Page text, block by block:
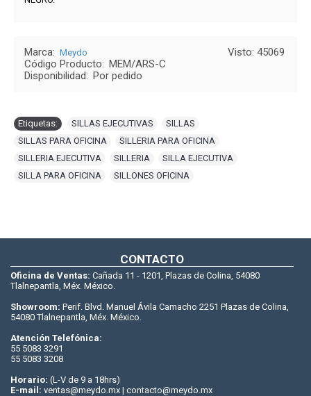
Visto: 45069
Marca: Meydo
Código Producto: MEM/ARS-C
Disponibilidad: Por pedido
Etiquetas: SILLAS EJECUTIVAS SILLAS
SILLAS PARA OFICINA
SILLERIA PARA OFICINA
SILLERIA EJECUTIVA
SILLERIA SILLA EJECUTIVA
SILLA PARA OFICINA
SILLONES OFICINA
CONTACTO
Oficina de Ventas: Cañada 11 - 1201, Plazas de Colina, 54080
Tlalnepantla, Méx. México.
Showroom: Perif. Blvd. Manuel Ávila Camacho 2251 Plazas de Colina,
54080 Tlalnepantla, Méx. México.
Atención Telefónica:
55 5083 3291
55 5083 3208
Horario: (L-V de 9 a 18hrs)
E-mail: ventas@meydo.mx | contacto@meydo.mx